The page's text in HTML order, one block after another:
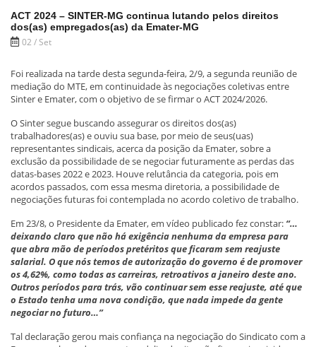
ACT 2024 – SINTER-MG continua lutando pelos direitos
dos(as) empregados(as) da Emater-MG
02 / Set
Foi realizada na tarde desta segunda-feira, 2/9, a segunda reunião de
mediação do MTE, em continuidade às negociações coletivas entre
Sinter e Emater, com o objetivo de se firmar o ACT 2024/2026.
O Sinter segue buscando assegurar os direitos dos(as)
trabalhadores(as) e ouviu sua base, por meio de seus(uas)
representantes sindicais, acerca da posição da Emater, sobre a
exclusão da possibilidade de se negociar futuramente as perdas das
datas-bases 2022 e 2023. Houve relutância da categoria, pois em
acordos passados, com essa mesma diretoria, a possibilidade de
negociações futuras foi contemplada no acordo coletivo de trabalho.
Em 23/8, o Presidente da Emater, em vídeo publicado fez constar: “…
deixando claro que não há exigência nenhuma da empresa para
que abra mão de períodos pretéritos que ficaram sem reajuste
salarial. O que nós temos de autorização do governo é de promover
os 4,62%, como todas as carreiras, retroativos a janeiro deste ano.
Outros períodos para trás, vão continuar sem esse reajuste, até que
o Estado tenha uma nova condição, que nada impede da gente
negociar no futuro…”
Tal declaração gerou mais confiança na negociação do Sindicato com a